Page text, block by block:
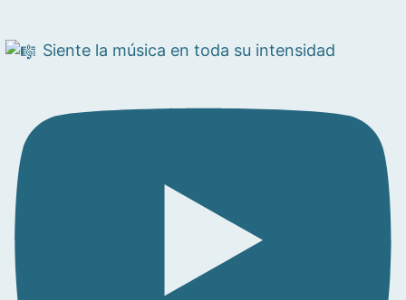
Siente la música en toda su intensidad